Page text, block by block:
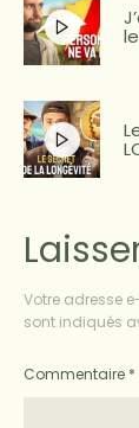
Votre adresse
sont indiqués
Commentaire *